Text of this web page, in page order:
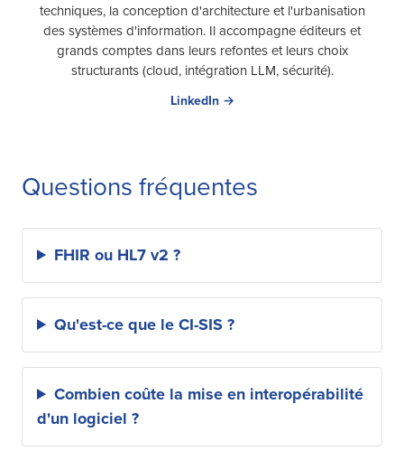
techniques, la conception d'architecture et l'urbanisation
des systèmes d'information. Il accompagne éditeurs et
grands comptes dans leurs refontes et leurs choix
structurants (cloud, intégration LLM, sécurité).
LinkedIn →
Questions fréquentes
FHIR ou HL7 v2 ?
Qu'est-ce que le CI-SIS ?
Combien coûte la mise en interopérabilité
d'un logiciel ?